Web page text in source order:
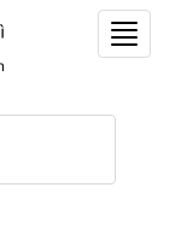
Toggle